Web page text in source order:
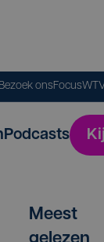
Bezoek ons
Podcasts
Meest